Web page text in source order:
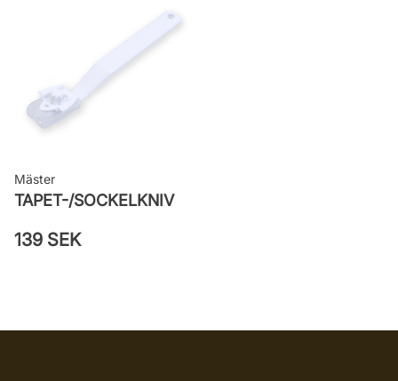
Mäster
TAPET-/SOCKELKNIV
139 SEK